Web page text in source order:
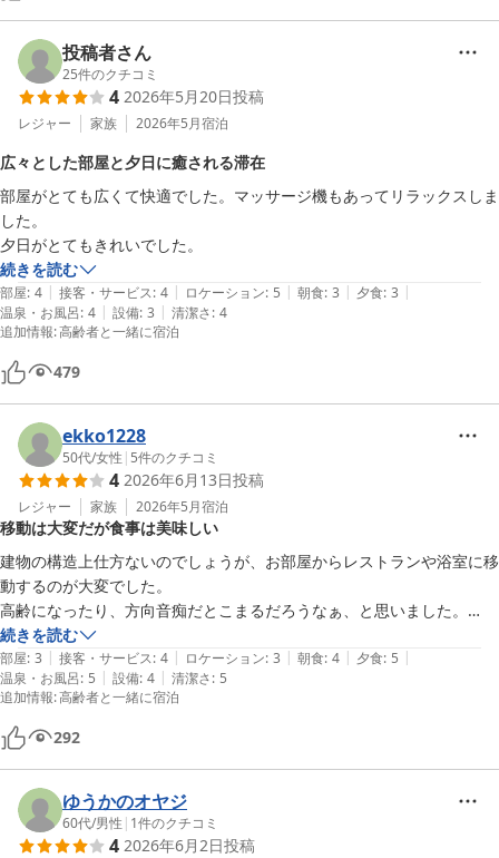
ら、魚の出しのお味噌汁が美味しかった。スイーツも数種類あり特にア
ップルパイがリンゴたっぷりで良かった。飲み放題一人2500円つけま
したが、中ジョッキ3杯以上飲めば元は取れます。ただお腹いっぱいで
あまり飲めなかったので単品でよかった。朝食は鯛だし茶漬けとのっけ
丼が美味しく和食派の自分は大満足でした。
総じてブュッフェはTVのCMとは異なっていましたが、期待してなかっ
た分良かったです。お風呂は眺望が大変気に入りました。お部屋でも
Wi-Fiが使えると良かったですが、時期的に混雑しておらずゆっくりで
きました。
投稿者さん
25件のクチコミ
4 2026年5月20日投稿
レジャー 家族 2026年5月宿泊
広々とした部屋と夕日に癒される滞在
部屋がとても広くて快適でした。マッサージ機もあってリラックスしま
した。
夕日がとてもきれいでした。
続きを読む
部屋: 4 | 接客・サービス: 4 | ロケーション: 5 | 朝食: 3 | 夕食: 3 |
温泉・お風呂: 4 | 設備: 3 | 清潔さ: 4
追加情報:高齢者と一緒に宿泊
479
ekko1228
50代/女性 | 5件のクチコミ
4 2026年6月13日投稿
レジャー 家族 2026年5月宿泊
移動は大変だが食事は美味しい
建物の構造上仕方ないのでしょうが、お部屋からレストランや浴室に移
動するのが大変でした。
高齢になったり、方向音痴だとこまるだろうなぁ、と思いました。
お部屋も一階で中庭向きでしたが、藪蚊が入り込んでいて困りました。
食事は美味しかったです。
続きを読む
部屋: 3 | 接客・サービス: 4 | ロケーション: 3 | 朝食: 4 | 夕食: 5 |
温泉・お風呂: 5 | 設備: 4 | 清潔さ: 5
追加情報:高齢者と一緒に宿泊
292
ゆうかのオヤジ
60代/男性 | 1件のクチコミ
4 2026年6月2日投稿